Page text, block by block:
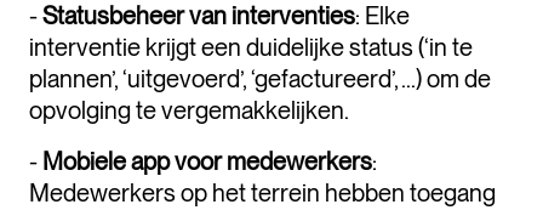
-Statusbeheer van interventies: Elke
interventie krijgt een duidelijke status (‘in te
plannen’, ‘uitgevoerd’, ‘gefactureerd’, ...) om de
opvolging te vergemakkelijken.
- Mobiele app voor medewerkers:
Medewerkers op het terrein hebben toegang